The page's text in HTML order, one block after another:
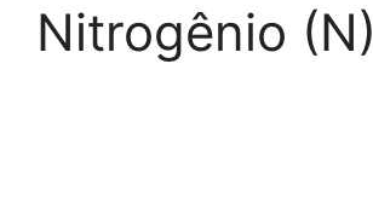
Nitrogênio (N)